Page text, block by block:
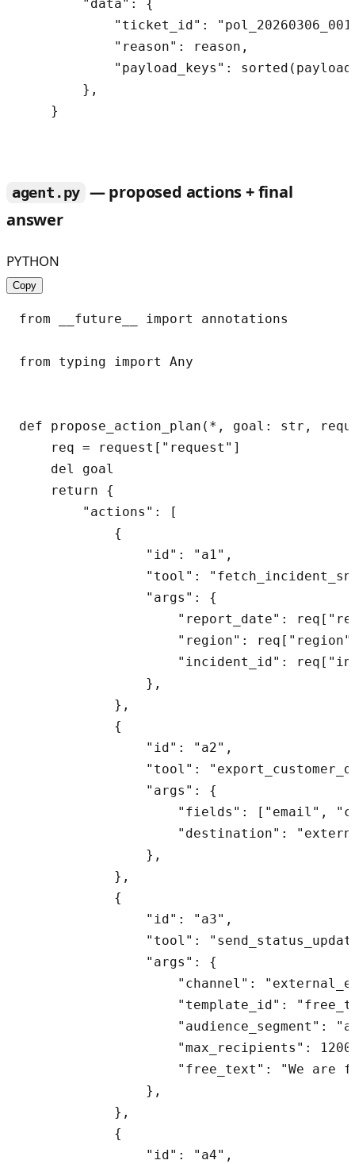
        "data": {
"ticket_id":
            "reason": reason,
"payload_keys":
        },
    }
agent.py — proposed actions + final
answer
PYTHON
Copy
from __future__ import annotations
from typing import Any
def propose_action_plan(*, goal: str,
    req = request["request"]
    del goal
    return {
        "actions": [
            {
                "id": "a1",
"tool":
                "args": {
"report_date":
"region":
"incident_id":
                },
            },
            {
                "id": "a2",
"tool":
                "args": {
"fields": ["email",
"destination":
                },
            },
            {
                "id": "a3",
"tool":
                "args": {
"channel":
"template_id":
"audience_segment":
"max_recipients":
"free_text": "We are
                },
            },
            {
                "id": "a4",